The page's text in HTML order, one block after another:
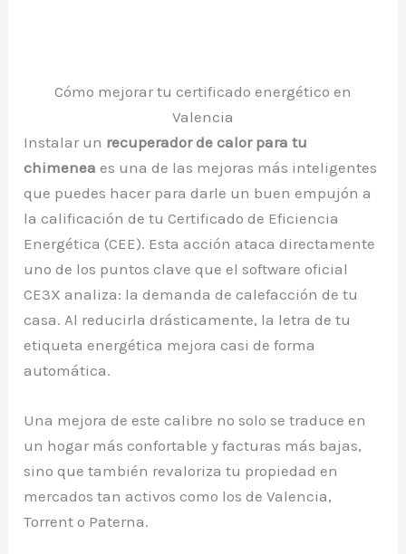
Cómo mejorar tu certificado energético en
Valencia
Instalar un recuperador de calor para tu
chimenea es una de las mejoras más inteligentes
que puedes hacer para darle un buen empujón a
la calificación de tu Certificado de Eficiencia
Energética (CEE). Esta acción ataca directamente
uno de los puntos clave que el software oficial
CE3X analiza: la demanda de calefacción de tu
casa. Al reducirla drásticamente, la letra de tu
etiqueta energética mejora casi de forma
automática.
Una mejora de este calibre no solo se traduce en
un hogar más confortable y facturas más bajas,
sino que también revaloriza tu propiedad en
mercados tan activos como los de Valencia,
Torrent o Paterna.